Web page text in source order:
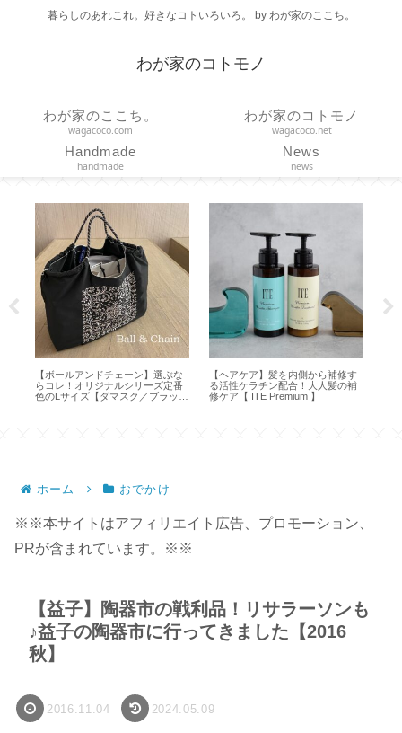
暮らしのあれこれ。好きなコトいろいろ。 by わが家のここち。
わが家のコトモノ
わが家のここち。
wagacoco.com
わが家のコトモノ
wagacoco.net
Handmade
handmade
News
news
内側から補修す
合！大人髪の補
】
【エコバッグ】大小どっちが便
利？ボールアンドチェーンのLサイ
ズもいい！【 Ball&Chain 】
【リンツ】アウトレット限
率の量り売りとお得な50%
PICK ＆ MIX 】
ホーム おでかけ
※※本サイトはアフィリエイト広告、プロモーション、
PRが含まれています。※※
【益子】陶器市の戦利品！リサラーソンも
♪益子の陶器市に行ってきました【2016
秋】
2016.11.04 2024.05.09